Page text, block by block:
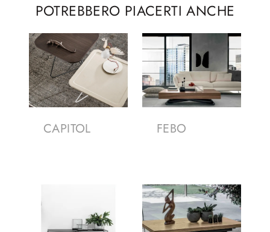
POTREBBERO PIACERTI ANCHE
CAPITOL FEBO